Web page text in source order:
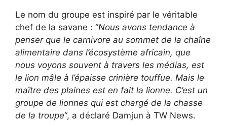
Le nom du groupe est inspiré par le véritable
chef de la savane : “Nous avons tendance à
penser que le carnivore au sommet de la chaîne
alimentaire dans l’écosystème africain, que
nous voyons souvent à travers les médias, est
le lion mâle à l’épaisse crinière touffue. Mais le
maître des plaines est en fait la lionne. C’est un
groupe de lionnes qui est chargé de la chasse
de la troupe“, a déclaré Damjun à TW News.